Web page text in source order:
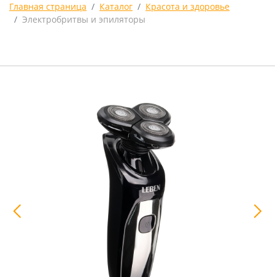
Главная страница Каталог
Красота и здоровье
Электробритвы и эпиляторы